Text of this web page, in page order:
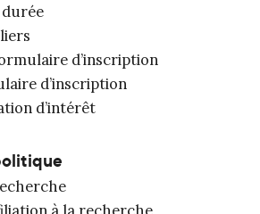
d’inscription
d’inscription
d’intérêt